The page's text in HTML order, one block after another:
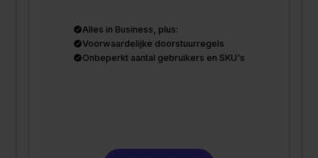
Alles in Business, plus:
Voorwaardelijke doorstuurregels
Onbeperkt aantal gebruikers en SKU's